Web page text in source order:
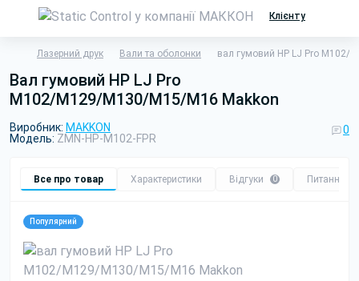
Клієнту
Лазерний друк Вали та оболонки вал гумовий HP LJ Pro M102/
вал гумовий HP LJ Pro
M102/M129/M130/M15/M16 Makkon
Виробник: MAKKON
Модель: ZMN-HP-M102-FPR
0
Все про товар Характеристики Відгуки 0 Питання
Популярний